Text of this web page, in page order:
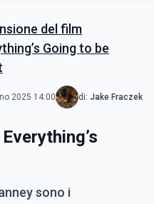
del film
Going to be
2025 14:00 di: Jake Fraczek
sono i